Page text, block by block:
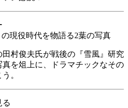
現役時代を物語る2葉の写真
村俊夫氏が戦後の『雪風』研究
を俎上に、ドラマチックなその
。
る